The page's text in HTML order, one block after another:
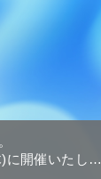
に開催いたしま